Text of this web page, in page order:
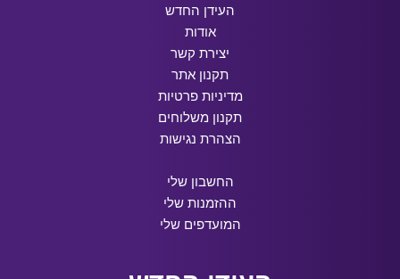
העידן החדש
אודות
יצירת קשר
תקנון אתר
מדיניות פרטיות
תקנון משלוחים
הצהרת נגישות
החשבון שלי
ההזמנות שלי
המועדפים שלי